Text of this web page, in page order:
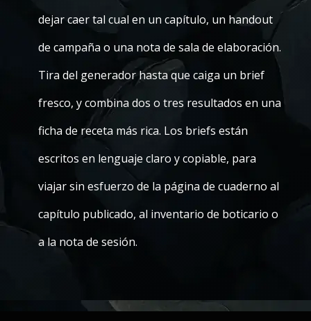
dejar caer tal cual en un capítulo, un handout
de campaña o una nota de sala de elaboración.
Tira del generador hasta que caiga un brief
fresco, y combina dos o tres resultados en una
ficha de receta más rica. Los briefs están
escritos en lenguaje claro y copiable, para
viajar sin esfuerzo de la página de cuaderno al
capítulo publicado, al inventario de boticario o
a la nota de sesión.